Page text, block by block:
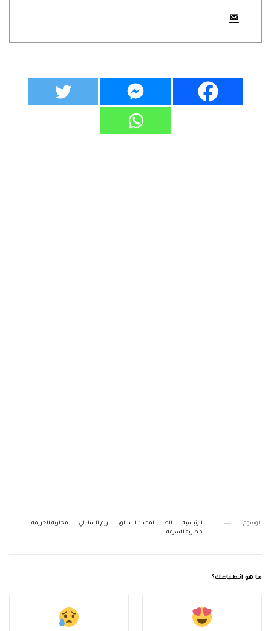
الوسوم الرئيسية الطلاء المضاد للتسلق ريم الشاذلي
محاربة الجريمة
محاربة السرقة
ما هو انطباعك؟